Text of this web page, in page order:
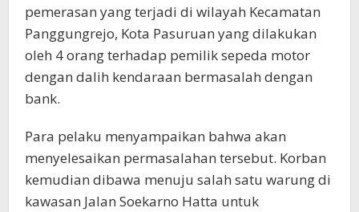
pemerasan yang terjadi di wilayah Kecamatan
Panggungrejo, Kota Pasuruan yang dilakukan
oleh 4 orang terhadap pemilik sepeda motor
dengan dalih kendaraan bermasalah dengan
bank.
Para pelaku menyampaikan bahwa akan
menyelesaikan permasalahan tersebut. Korban
kemudian dibawa menuju salah satu warung di
kawasan Jalan Soekarno Hatta untuk